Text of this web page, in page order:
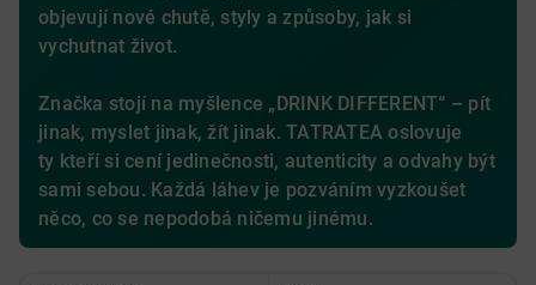
objevují nové chutě, styly a způsoby, jak si
vychutnat život.
Značka stojí na myšlence „DRINK DIFFERENT“ – pít
jinak, myslet jinak, žít jinak. TATRATEA oslovuje
ty kteří si cení jedinečnosti, autenticity a odvahy být
sami sebou. Každá láhev je pozváním vyzkoušet
něco, co se nepodobá ničemu jinému.